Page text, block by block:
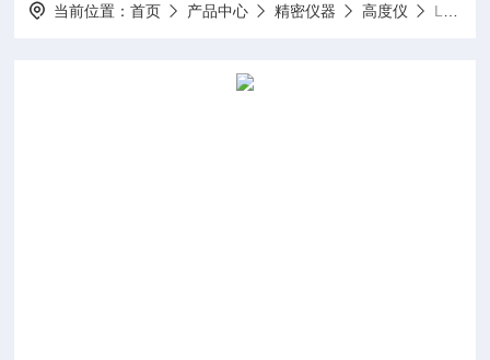
当前位置：首页 产品中心 精密仪器 高度仪 LH-600D三丰二次元高度仪